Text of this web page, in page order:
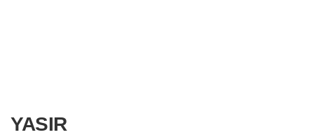
YASIR